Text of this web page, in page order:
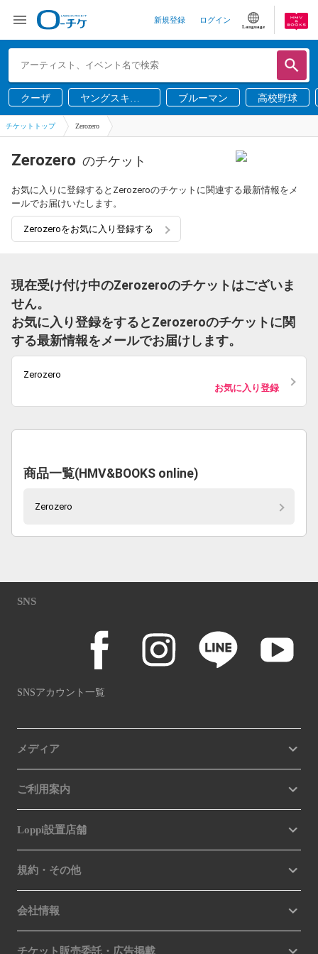
新規登録 ログイン
Language
クーザ
ヤングスキニ
ー
ブルーマン 高校野球
チケットトップ Zerozero
Zerozero のチケット
お気に入りに登録するとZerozeroのチケットに関連する最新情報をメ
ールでお届けいたします。
Zerozeroをお気に入り登録する
現在受け付け中のZerozeroのチケットはございま
せん。
お気に入り登録をするとZerozeroのチケットに関
する最新情報をメールでお届けします。
Zerozero
お気に入り登録
商品一覧(HMV&BOOKS online)
Zerozero
SNS
SNSアカウント一覧
メディア
ご利用案内
Loppi設置店舗
規約・その他
会社情報
チケット販売委託・広告掲載